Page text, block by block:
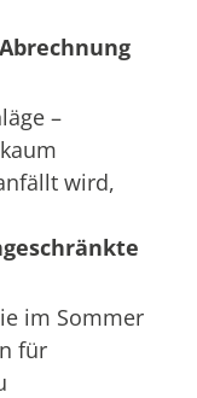
–
wird,
im Sommer
für